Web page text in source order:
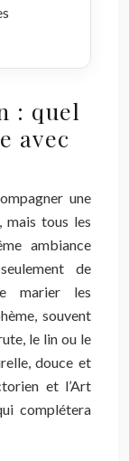
: quel
avec
une
mais tous les
ambiance
de
marier les
souvent
le lin ou le
douce et
et l’Art
complétera